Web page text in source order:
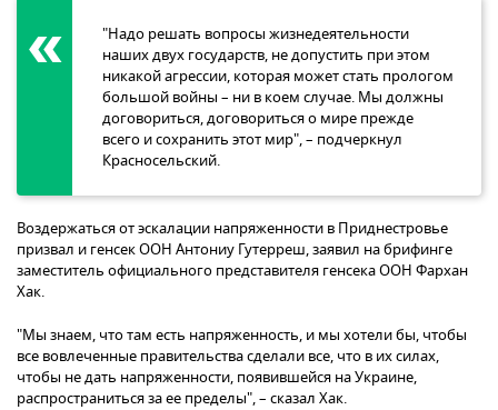
"Надо решать вопросы жизнедеятельности
наших двух государств, не допустить при этом
никакой агрессии, которая может стать прологом
большой войны – ни в коем случае. Мы должны
договориться, договориться о мире прежде
всего и сохранить этот мир", – подчеркнул
Красносельский.
Воздержаться от эскалации напряженности в Приднестровье
призвал и генсек ООН Антониу Гутерреш, заявил на брифинге
заместитель официального представителя генсека ООН Фархан
Хак.
"Мы знаем, что там есть напряженность, и мы хотели бы, чтобы
все вовлеченные правительства сделали все, что в их силах,
чтобы не дать напряженности, появившейся на Украине,
распространиться за ее пределы", – сказал Хак.